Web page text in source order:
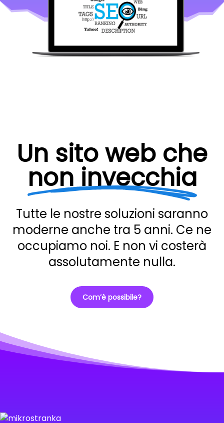
Un sito web che
non invecchia
Tutte le nostre soluzioni saranno
moderne anche tra 5 anni. Ce ne
occupiamo noi. E non vi costerà
assolutamente nulla.
Com’è possibile?